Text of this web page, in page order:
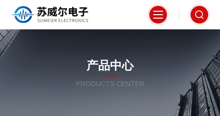
产品中心
PRODUCTS CENTER